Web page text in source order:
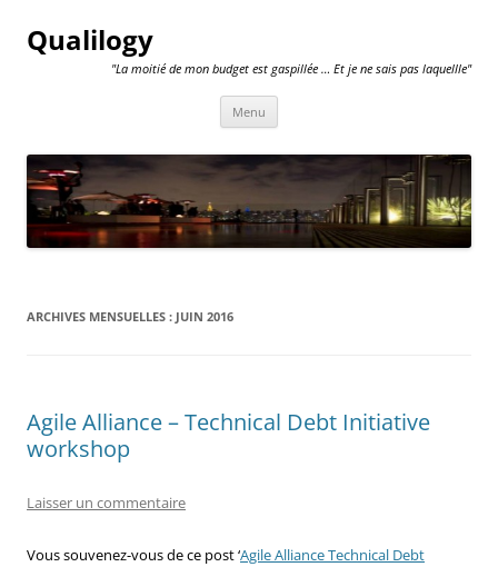
Qualilogy
"La moitié de mon budget est gaspillée … Et je ne sais pas laquellle"
Menu
ARCHIVES MENSUELLES : JUIN 2016
Agile Alliance – Technical Debt Initiative
workshop
Laisser un commentaire
Vous souvenez-vous de ce post ‘Agile Alliance Technical Debt